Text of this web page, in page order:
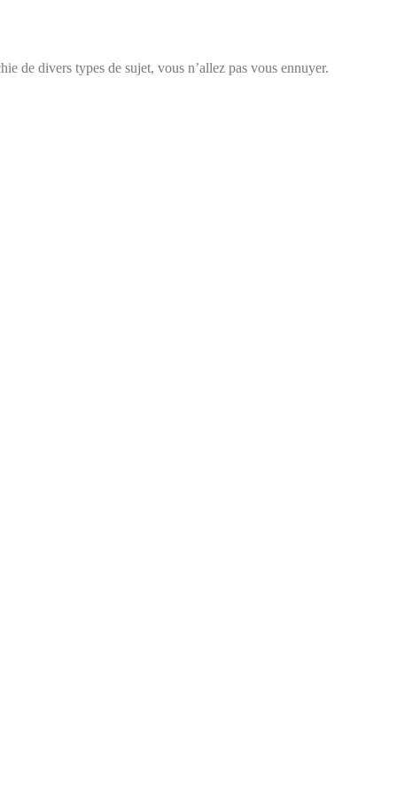
de divers types de sujet, vous n’allez pas vous ennuyer.